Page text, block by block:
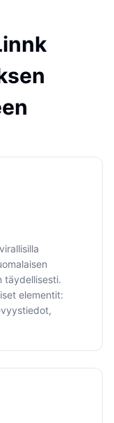
täydellisesti.
elementit: